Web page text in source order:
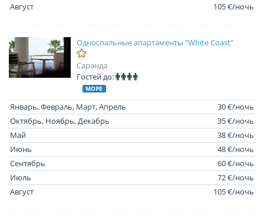
Август
105 €/ночь
Односпальные апартаменты "White Coast"
Саранда
Гостей до:
МОРЕ
Январь, Февраль, Март, Апрель
30 €/ночь
Октябрь, Ноябрь, Декабрь
35 €/ночь
Май
38 €/ночь
Июнь
48 €/ночь
Сентябрь
60 €/ночь
Июль
72 €/ночь
Август
105 €/ночь